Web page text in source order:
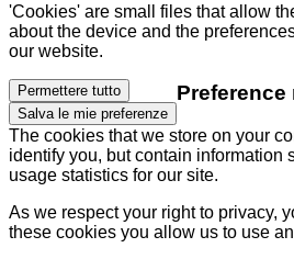
'Cookies' are small files that allow
about the device and the
our website.
Permettere tutto
Salva le mie preferenze
Preference
The cookies that we store on your
identify you, but contain information
usage statistics for our site.
As we respect your right to privacy,
these cookies you allow us to use